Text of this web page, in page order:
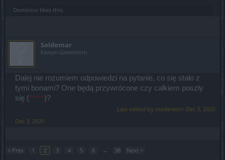
Dominico likes this.
Soldemar
Forum Greenhorn
Dalej nie rozumiem odpowiedzi na pytanie, co się stało z
tymi bonami? One będą przywrócone czy całkiem poszły
się (*****)?
Last edited by moderator: Dec 3, 2020
Dec 3, 2020
< Prev 1 2 3 4 5 6 → 38 Next >